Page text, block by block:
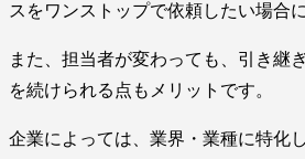
スをワンストップで依頼したい場合
また、担当者が変わっても、引き継
を続けられる点もメリットです。
企業によっては、業界・業種に特化